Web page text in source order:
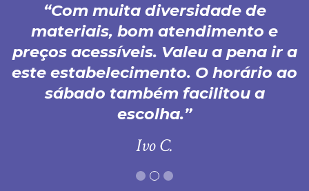
Com muita diversidade de
materiais, bom atendimento e
preços acessíveis. Valeu a pena ir a
este estabelecimento. O horário ao
sábado também facilitou a
escolha.
Ivo C.